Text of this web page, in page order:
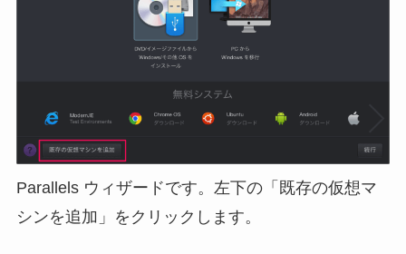
Parallels ウィザードです。左下の「既存の仮想マ
シンを追加」をクリックします。